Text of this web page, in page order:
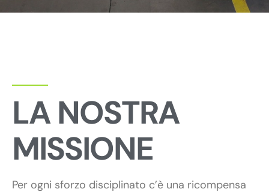
LA NOSTRA
MISSIONE
Per ogni sforzo disciplinato c’è una ricompensa